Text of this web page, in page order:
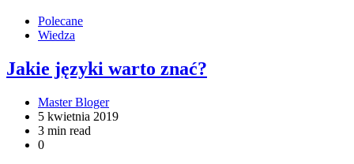
Polecane
Wiedza
Jakie języki warto znać?
Master Bloger
5 kwietnia 2019
3 min read
0